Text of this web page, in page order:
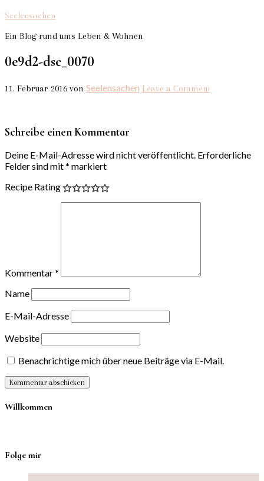
Seelensachen
Ein Blog rund ums Leben & Wohnen
0e9d2-dsc_0070
11. Februar 2016 von Seelensachen Leave a Comment
Schreibe einen Kommentar
Deine E-Mail-Adresse wird nicht veröffentlicht. Erforderliche
Felder sind mit* markiert
Recipe Rating
Kommentar*
Name
E-Mail-Adresse
Website
Benachrichtige mich über neue Beiträge via E-Mail.
Willkommen
Folge mir